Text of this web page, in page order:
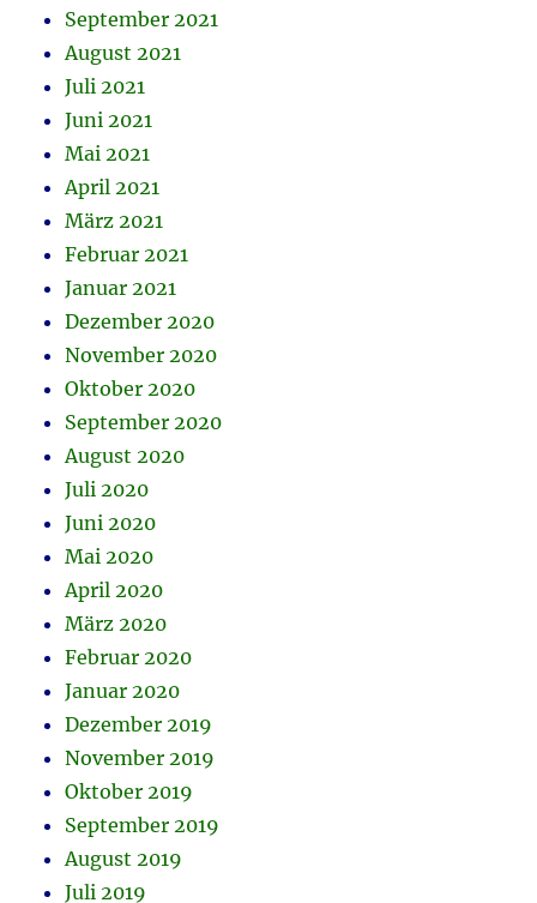
September 2021
August 2021
Juli 2021
Juni 2021
Mai 2021
April 2021
März 2021
Februar 2021
Januar 2021
Dezember 2020
November 2020
Oktober 2020
September 2020
August 2020
Juli 2020
Juni 2020
Mai 2020
April 2020
März 2020
Februar 2020
Januar 2020
Dezember 2019
November 2019
Oktober 2019
September 2019
August 2019
Juli 2019